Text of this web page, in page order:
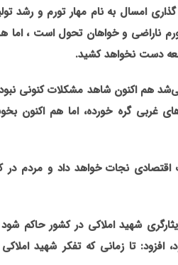
امسال به نام مهار تورم و رشد
ناراضی و خواهان تحول است ، اما
دست نخواهد کشید.
هم اکنون شاهد مشکلات کنونی
غربی گره خورده، اما هم اکنون
نجات خواهد داد و مردم در
شهید املاکی در کشور حاکم
تا زمانی که تفکر شهید